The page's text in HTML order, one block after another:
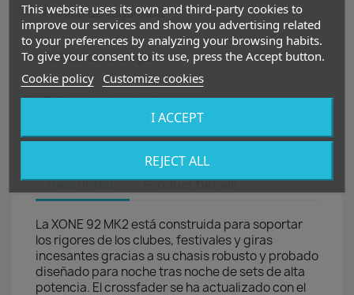
Política de seguridad
Política de entrega
Política de devolución
Description Product Details
LaXONE 92 MK2está construida para soportar
los rigores de los clubes, festivales y giras
incesantes gracias a su chasis robusto y probado
diseñado para noche tras noche de sets de alta
potencia. El crossfader se ha actualizado con el
This website uses its own and third-party cookies to
improve our services and show you advertising related
to your preferences by analyzing your browsing habits.
To give your consent to its use, press the Accept button.
Cookie policy
Customize cookies
REJECT ALL
I ACCEPT